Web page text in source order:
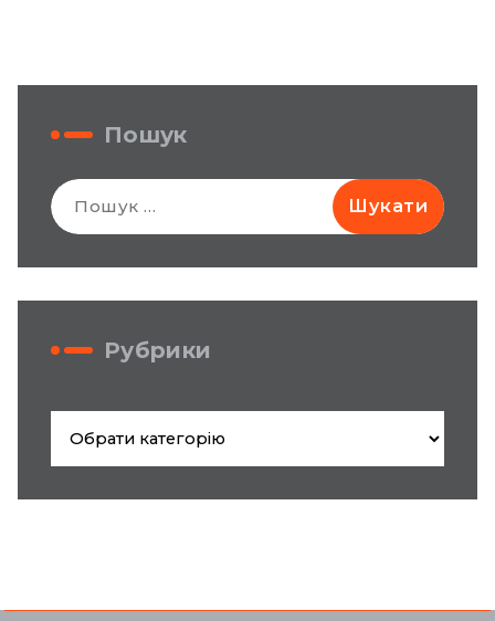
Пошук
Пошук:
Рубрики
Рубрики